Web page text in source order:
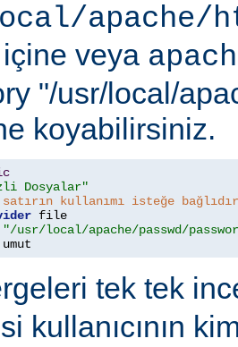
apache/
içine veya
"/usr/local/
koyabilirsiniz.
Dosyalar"
kullanımı isteğe
"/usr/local/apache/passwd/
tek tek
kullanıcının